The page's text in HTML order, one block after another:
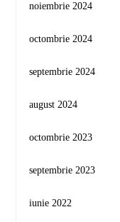
noiembrie 2024
octombrie 2024
septembrie 2024
august 2024
octombrie 2023
septembrie 2023
iunie 2022